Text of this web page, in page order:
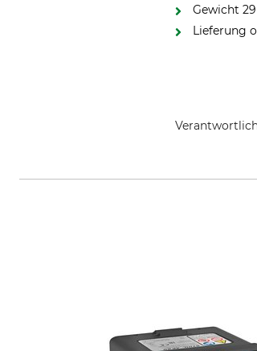
Gewicht
Lieferung